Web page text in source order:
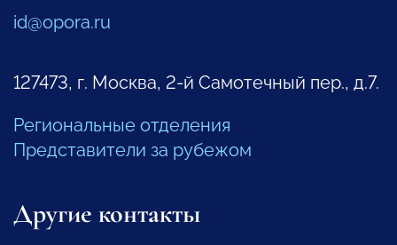
id@opora.ru
127473, г. Москва, 2-й Самотечный пер., д.7.
Региональные отделения
Представители за рубежом
Другие контакты